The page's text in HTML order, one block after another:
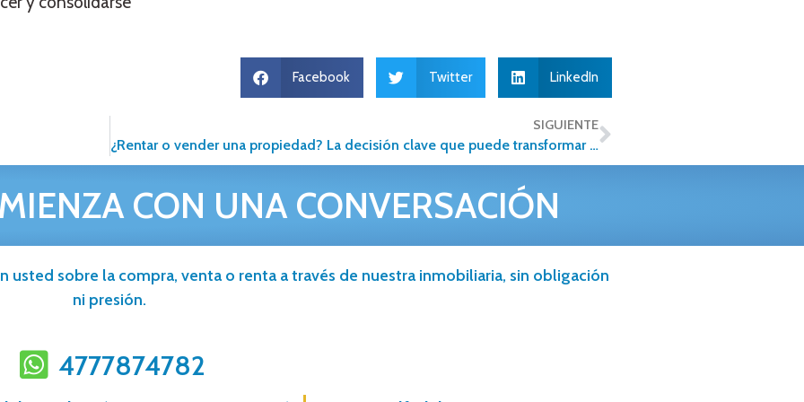
Facebook Twitter LinkedIn
SIGUIENTE
¿Rentar o vender una propiedad? La decisión clave que puede transformar tu patrimonio
CON UNA CONVERSACIÓN
sobre la compra, venta o renta a través de nuestra inmobiliaria, sin obligación
ni presión.
4777874782